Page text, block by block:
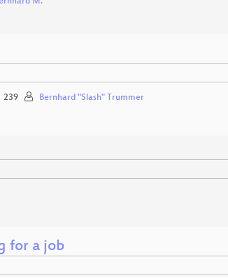
239 Bernhard "Slash" Trummer
for a job